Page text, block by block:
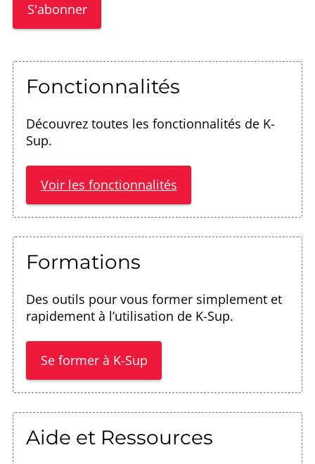
Fonctionnalités
Découvrez toutes les fonctionnalités de K-
Sup.
Voir les fonctionnalités
Formations
Des outils pour vous former simplement et
rapidement à l’utilisation de K-Sup.
Se former à K-Sup
Aide et Ressources